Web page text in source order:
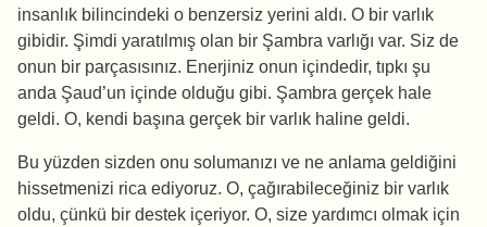
insanlık bilincindeki o benzersiz yerini aldı. O bir varlık
gibidir. Şimdi yaratılmış olan bir Şambra varlığı var. Siz de
onun bir parçasısınız. Enerjiniz onun içindedir, tıpkı şu
anda Şaud’un içinde olduğu gibi. Şambra gerçek hale
geldi. O, kendi başına gerçek bir varlık haline geldi.
Bu yüzden sizden onu solumanızı ve ne anlama geldiğini
hissetmenizi rica ediyoruz. O, çağırabileceğiniz bir varlık
oldu, çünkü bir destek içeriyor. O, size yardımcı olmak için